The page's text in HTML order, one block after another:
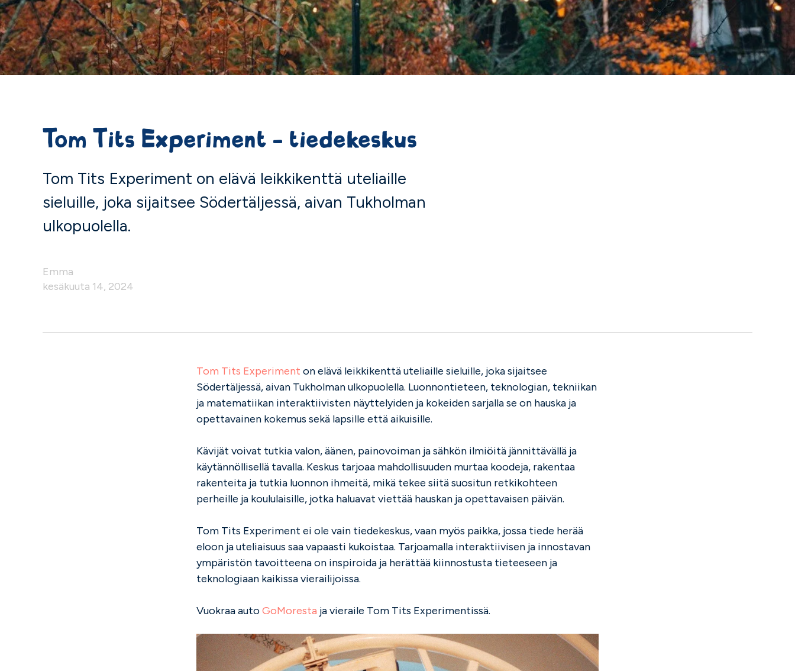
Tom Tits Experiment - tiedekeskus
Tom Tits Experiment on elävä leikkikenttä uteliaille
sieluille, joka sijaitsee Södertäljessä, aivan Tukholman
ulkopuolella.
Emma
kesäkuuta 14, 2024
Tom Tits Experiment on elävä leikkikenttä uteliaille sieluille, joka sijaitsee
Södertäljessä, aivan Tukholman ulkopuolella. Luonnontieteen, teknologian, tekniikan
ja matematiikan interaktiivisten näyttelyiden ja kokeiden sarjalla se on hauska ja
opettavainen kokemus sekä lapsille että aikuisille.
Kävijät voivat tutkia valon, äänen, painovoiman ja sähkön ilmiöitä jännittävällä ja
käytännöllisellä tavalla. Keskus tarjoaa mahdollisuuden murtaa koodeja, rakentaa
rakenteita ja tutkia luonnon ihmeitä, mikä tekee siitä suositun retkikohteen
perheille ja koululaisille, jotka haluavat viettää hauskan ja opettavaisen päivän.
Tom Tits Experiment ei ole vain tiedekeskus, vaan myös paikka, jossa tiede herää
eloon ja uteliaisuus saa vapaasti kukoistaa. Tarjoamalla interaktiivisen ja innostavan
ympäristön tavoitteena on inspiroida ja herättää kiinnostusta tieteeseen ja
teknologiaan kaikissa vierailijoissa.
Vuokraa autoGoMoresta ja vieraile Tom Tits Experimentissä.